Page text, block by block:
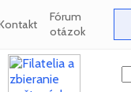
Fórum
otázok